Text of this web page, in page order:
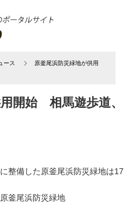
ース
原釜尾浜防災緑地が供用
開始 相馬遊歩道、
整備した原釜尾浜防災緑地は17
釜尾浜防災緑地